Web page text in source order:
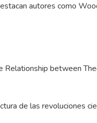
autores como
Relationship between
de las revoluciones